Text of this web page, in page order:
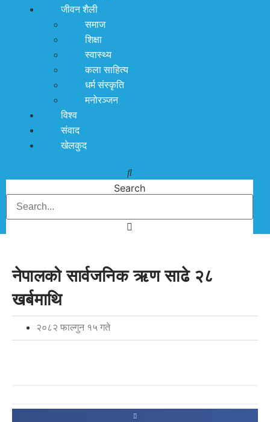
जीवन शैली
समाज
शिक्षा
स्वास्थ्य
कला साहित्य
धर्म संस्कृति
मनोरञ्जन
विश्व
संवाद
खेलकुद
Search
नेपालको सार्वजनिक ऋण साढे २८
खर्बमाथि
२०८२ फाल्गुन १५ गते